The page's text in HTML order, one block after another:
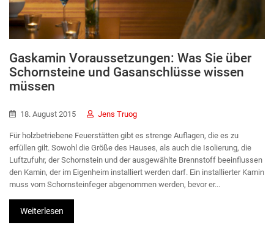
Gaskamin Voraussetzungen: Was Sie über
Schornsteine und Gasanschlüsse wissen
müssen
18. August 2015 Jens Truog
Für holzbetriebene Feuerstätten gibt es strenge Auflagen, die es zu
erfüllen gilt. Sowohl die Größe des Hauses, als auch die Isolierung, die
Luftzufuhr, der Schornstein und der ausgewählte Brennstoff beeinflussen
den Kamin, der im Eigenheim installiert werden darf. Ein installierter Kamin
muss vom Schornsteinfeger abgenommen werden, bevor er...
Weiterlesen